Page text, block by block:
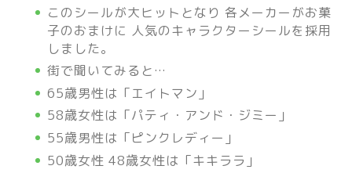
このシールが大ヒットとなり 各メーカーがお菓
子のおまけに 人気のキャラクターシールを採用
しました。
街で聞いてみると…
65歳男性は「エイトマン」
58歳女性は「パティ・アンド・ジミー」
55歳男性は「ピンクレディー」
50歳女性 48歳女性は「キキララ」